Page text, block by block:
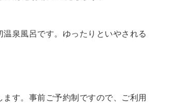
泉風呂です。ゆったりといやされる
す。事前ご予約制ですので、ご利用